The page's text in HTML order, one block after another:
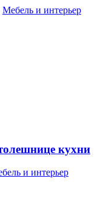
Мебель и интерьер
кухни
и интерьер